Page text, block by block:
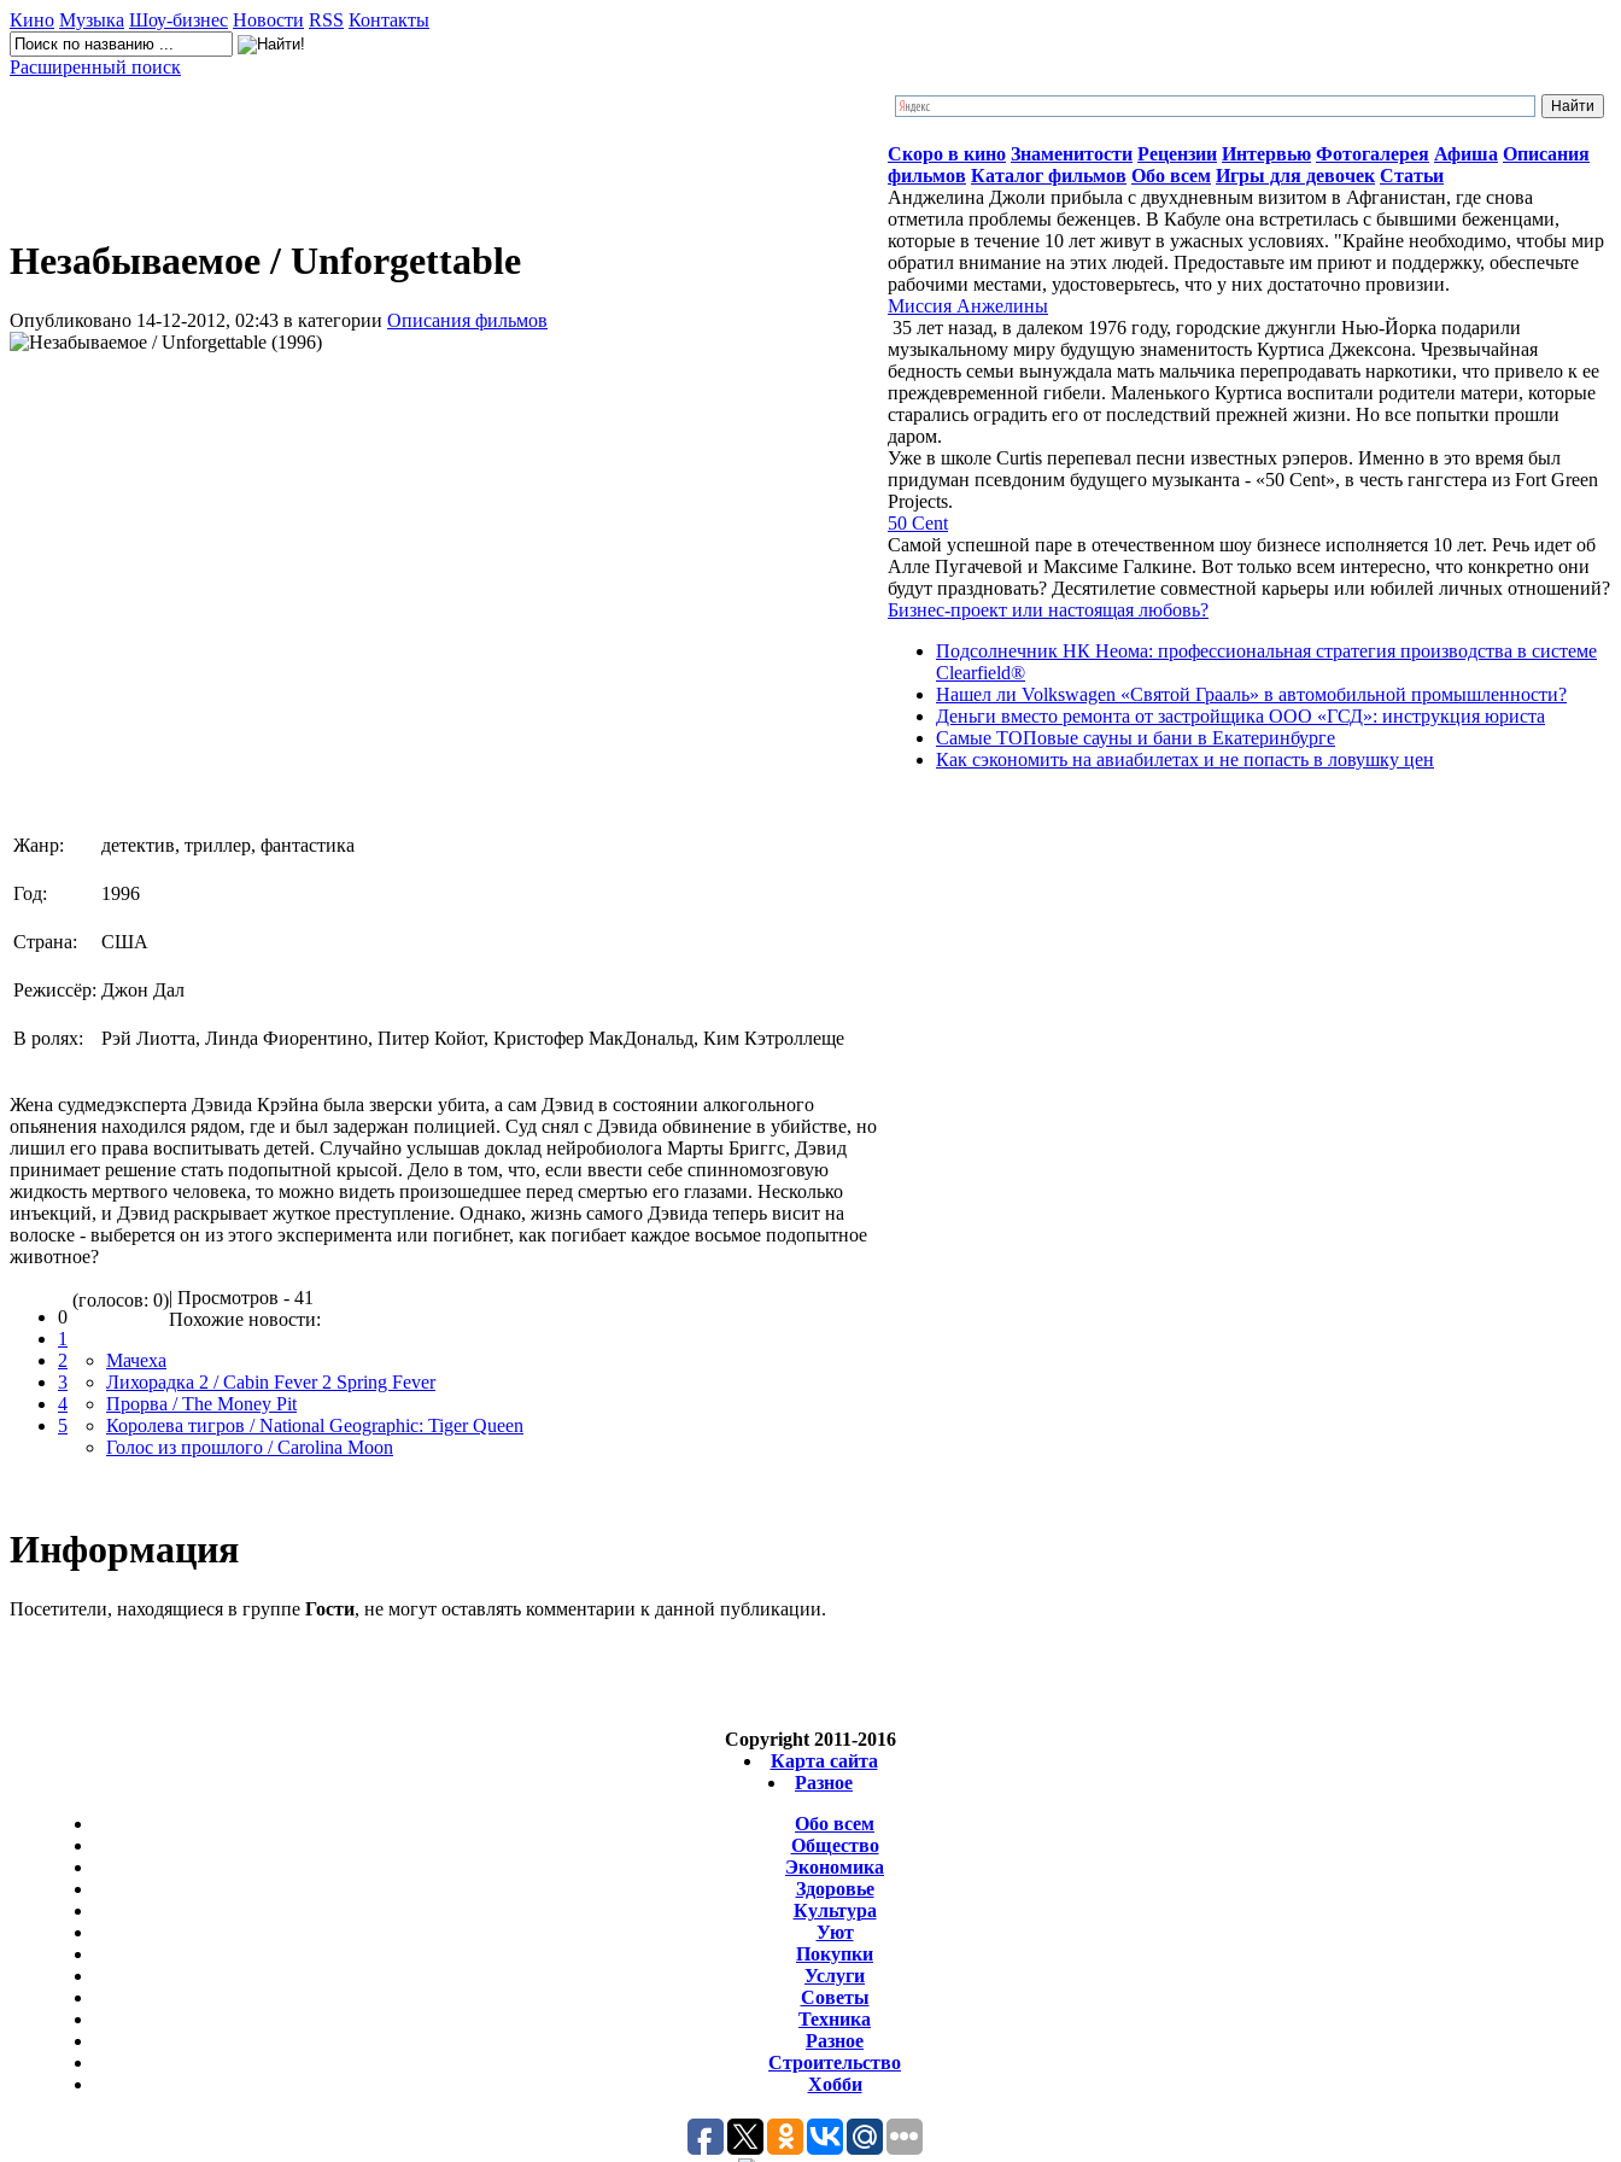
Кино Музыка Шоу-бизнес Новости RSS Контакты
Расширенный поиск
Незабываемое / Unforgettable
Опубликовано 14-12-2012, 02:43 в категории Описания фильмов
Жанр: детектив, триллер, фантастика
Год: 1996
Страна: США
Режиссёр: Джон Дал
В ролях: Рэй Лиотта, Линда Фиорентино, Питер Койот, Кристофер МакДональд, Ким Кэтроллеще
Жена судмедэксперта Дэвида Крэйна была зверски убита, а сам Дэвид в состоянии алкогольного
опьянения находился рядом, где и был задержан полицией. Суд снял с Дэвида обвинение в убийстве, но
лишил его права воспитывать детей. Случайно услышав доклад нейробиолога Марты Бриггс, Дэвид
принимает решение стать подопытной крысой. Дело в том, что, если ввести себе спинномозговую
жидкость мертвого человека, то можно видеть произошедшее перед смертью его глазами. Несколько
инъекций, и Дэвид раскрывает жуткое преступление. Однако, жизнь самого Дэвида теперь висит на
волоске - выберется он из этого эксперимента или погибнет, как погибает каждое восьмое подопытное
животное?
0
1
2
3
4
5
(голосов: 0)| Просмотров - 41
Похожие новости:
Мачеха
Лихорадка 2 / Cabin Fever 2 Spring Fever
Прорва / The Money Pit
Королева тигров / National Geographic: Tiger Queen
Голос из прошлого / Carolina Moon
Информация
Посетители, находящиеся в группе Гости, не могут оставлять комментарии к данной публикации.
Скоро в кино Знаменитости Рецензии Интервью Фотогалерея Афиша Описания
фильмов Каталог фильмов Обо всем Игры для девочек Статьи
Анджелина Джоли прибыла с двухдневным визитом в Афганистан, где снова
отметила проблемы беженцев. В Кабуле она встретилась с бывшими беженцами,
которые в течение 10 лет живут в ужасных условиях. "Крайне необходимо, чтобы мир
обратил внимание на этих людей. Предоставьте им приют и поддержку, обеспечьте
рабочими местами, удостоверьтесь, что у них достаточно провизии.
Миссия Анжелины
35 лет назад, в далеком 1976 году, городские джунгли Нью-Йорка подарили
музыкальному миру будущую знаменитость Куртиса Джексона. Чрезвычайная
бедность семьи вынуждала мать мальчика перепродавать наркотики, что привело к ее
преждевременной гибели. Маленького Куртиса воспитали родители матери, которые
старались оградить его от последствий прежней жизни. Но все попытки прошли
даром.
Уже в школе Curtis перепевал песни известных рэперов. Именно в это время был
придуман псевдоним будущего музыканта - «50 Cent», в честь гангстера из Fort Green
Projects.
50 Cent
Самой успешной паре в отечественном шоу бизнесе исполняется 10 лет. Речь идет об
Алле Пугачевой и Максиме Галкине. Вот только всем интересно, что конкретно они
будут праздновать? Десятилетие совместной карьеры или юбилей личных отношений?
Бизнес-проект или настоящая любовь?
Подсолнечник НК Неома: профессиональная стратегия производства в системе
Clearfield®
Нашел ли Volkswagen «Святой Грааль» в автомобильной промышленности?
Деньги вместо ремонта от застройщика ООО «ГСД»: инструкция юриста
Самые ТОПовые сауны и бани в Екатеринбурге
Как сэкономить на авиабилетах и не попасть в ловушку цен
Copyright 2011-2016
Карта сайта
Разное
Обо всем
Общество
Экономика
Здоровье
Культура
Уют
Покупки
Услуги
Советы
Техника
Разное
Строительство
Хобби